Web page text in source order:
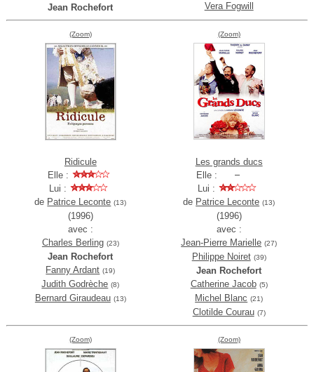
Jean Rochefort
Vera Fogwill
(Zoom)
Ridicule
Elle :
Lui :
de Patrice Leconte (13)
(1996)
avec :
Charles Berling (23)
Jean Rochefort
Fanny Ardant (19)
Judith Godrèche (8)
Bernard Giraudeau (13)
(Zoom)
Les grands ducs
Elle :
Lui :
de Patrice Leconte (13)
(1996)
avec :
Jean-Pierre Marielle (27)
Philippe Noiret (39)
Jean Rochefort
Catherine Jacob (5)
Michel Blanc (21)
Clotilde Courau (7)
(Zoom) (Zoom)